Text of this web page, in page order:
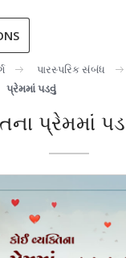
પારસ્પરિક સંબંધ
પ્રેમમાં પડવું
પ્રેમમાં